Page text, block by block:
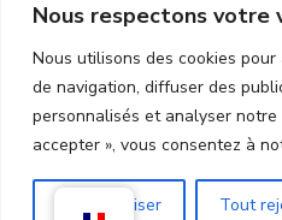
Nous respectons votre
Nous utilisons des cookies
de navigation, diffuser des
personnalisés et analyser
accepter », vous consentez à
Personnaliser Tout
Mobi © All rights